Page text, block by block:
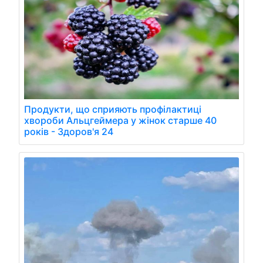
Продукти, що сприяють профілактиці
хвороби Альцгеймера у жінок старше 40
років - Здоров'я 24